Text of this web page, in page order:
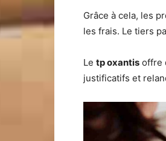
Grâce à cela, les
les frais. Le tiers
Le tp oxantis offre
justificatifs et